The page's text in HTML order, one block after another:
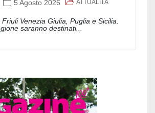
5 Agosto 2026 ATTUALITÀ
Venezia Giulia, Puglia e Sicilia.
saranno destinati...